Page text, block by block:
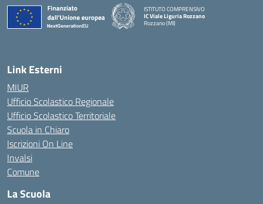
ISTITUTO COMPRENSIVO
IC Viale Liguria Rozzano
Rozzano (MI)
Link Esterni
MIUR
Ufficio Scolastico Regionale
Ufficio Scolastico Territoriale
Scuola in Chiaro
Iscrizioni On Line
Invalsi
Comune
La Scuola